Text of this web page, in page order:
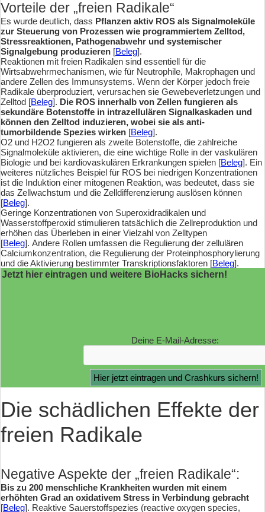
Vorteile der „freien Radikale“
Es wurde deutlich, dass Pflanzen aktiv ROS als Signalmoleküle
zur Steuerung von Prozessen wie programmiertem Zelltod,
Stressreaktionen, Pathogenabwehr und systemischer
Signalgebung produzieren [Beleg].
Reaktionen mit freien Radikalen sind essentiell für die
Wirtsabwehrmechanismen, wie für Neutrophile, Makrophagen und
andere Zellen des Immunsystems. Wenn der Körper jedoch freie
Radikale überproduziert, verursachen sie Gewebeverletzungen und
Zelltod [Beleg]. Die ROS innerhalb von Zellen fungieren als
sekundäre Botenstoffe in intrazellulären Signalkaskaden und
können den Zelltod induzieren, wobei sie als anti-
tumorbildende Spezies wirken [Beleg].
O2 und H2O2 fungieren als zweite Botenstoffe, die zahlreiche
Signalmoleküle aktivieren, die eine wichtige Rolle in der vaskulären
Biologie und bei kardiovaskulären Erkrankungen spielen [Beleg]. Ein
weiteres nützliches Beispiel für ROS bei niedrigen Konzentrationen
ist die Induktion einer mitogenen Reaktion, was bedeutet, dass sie
das Zellwachstum und die Zelldifferenzierung auslösen können
[Beleg].
Geringe Konzentrationen von Superoxidradikalen und
Wasserstoffperoxid stimulieren tatsächlich die Zellreproduktion und
erhöhen das Überleben in einer Vielzahl von Zelltypen
[Beleg]. Andere Rollen umfassen die Regulierung der zellulären
Calciumkonzentration, die Regulierung der Proteinphosphorylierung
und die Aktivierung bestimmter Transkriptionsfaktoren [Beleg].
Jetzt hier eintragen und weitere BioHacks sichern!
Deine E-Mail-Adresse:
Die schädlichen Effekte der
freien Radikale
Negative Aspekte der „freien Radikale“:
Bis zu 200 menschliche Krankheiten wurden mit einem
erhöhten Grad an oxidativem Stress in Verbindung gebracht
[Beleg]. Reaktive Sauerstoffspezies (reactive oxygen species,